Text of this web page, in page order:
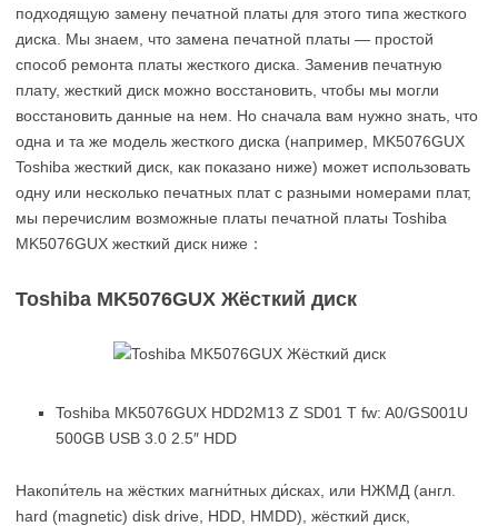
подходящую замену печатной платы для этого типа жесткого
диска. Мы знаем, что замена печатной платы — простой
способ ремонта платы жесткого диска. Заменив печатную
плату, жесткий диск можно восстановить, чтобы мы могли
восстановить данные на нем. Но сначала вам нужно знать, что
одна и та же модель жесткого диска (например, MK5076GUX
Toshiba жесткий диск, как показано ниже) может использовать
одну или несколько печатных плат с разными номерами плат,
мы перечислим возможные платы печатной платы Toshiba
MK5076GUX жесткий диск ниже：
Toshiba MK5076GUX Жёсткий диск
Toshiba MK5076GUX HDD2M13 Z SD01 T fw: A0/GS001U
500GB USB 3.0 2.5″ HDD
Накопи́тель на жёстких магни́тных ди́сках, или НЖМД (англ.
hard (magnetic) disk drive, HDD, HMDD), жёсткий диск,